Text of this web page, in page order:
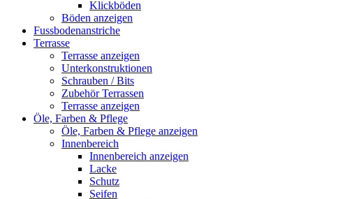
Klickböden
Böden anzeigen
Fussbodenanstriche
Terrasse
Terrasse anzeigen
Unterkonstruktionen
Schrauben / Bits
Zubehör Terrassen
Terrasse anzeigen
Öle, Farben & Pflege
Öle, Farben & Pflege anzeigen
Innenbereich
Innenbereich anzeigen
Lacke
Schutz
Seifen